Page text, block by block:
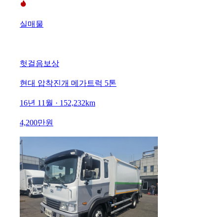
실매물
헛걸음보상
현대 압착진개 메가트럭 5톤
16년 11월 · 152,232km
4,200만원